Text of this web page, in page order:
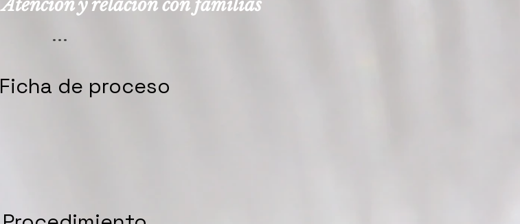
Atención y relación con familias
...
Ficha de proceso